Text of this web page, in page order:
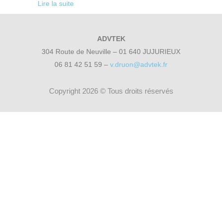
Lire la suite
ADVTEK
304 Route de Neuville – 01 640 JUJURIEUX
06 81 42 51 59 – v.druon@advtek.fr
Copyright 2026 © Tous droits réservés